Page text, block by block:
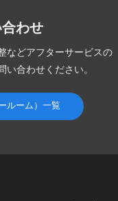
わせ
などアフターサービスの
い合わせください。
ルーム）一覧